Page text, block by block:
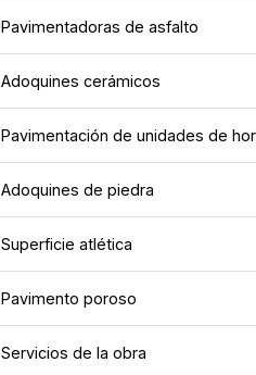
Pavimentadoras de asfalto
Adoquines cerámicos
Pavimentación de unidades de
Adoquines de piedra
Superficie atlética
Pavimento poroso
Servicios de la obra